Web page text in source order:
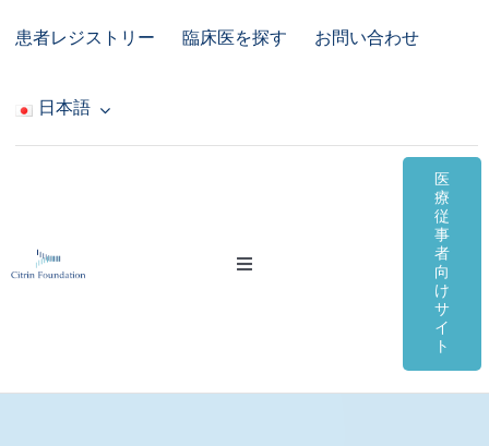
content
患者レジストリー 臨床医を探す お問い合わせ
日本語
Toggle
オンライン資料
医
療
従
事
者
向
け
サ
イ
ト